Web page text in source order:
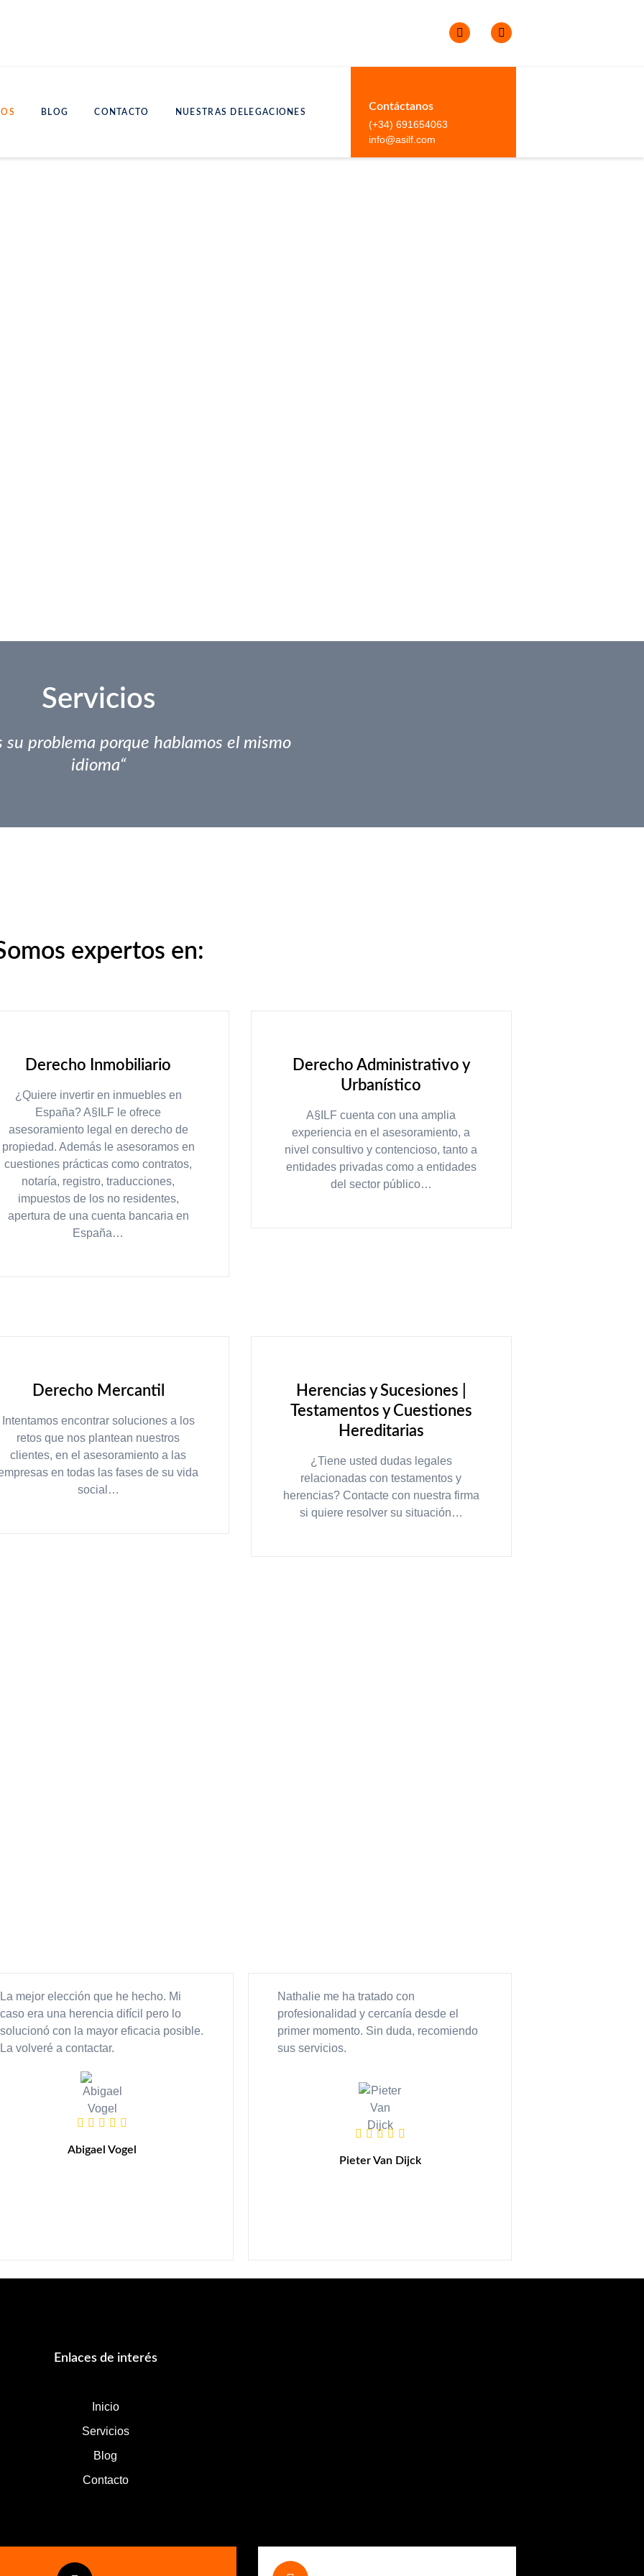
BLOG CONTACTO NUESTRAS DELEGACIONES
Contáctanos
(+34) 691654063
info@asilf.com
Servicios
su problema porque hablamos el mismo
idioma“
expertos en:
Derecho Inmobiliario
¿Quiere invertir en inmuebles en
España? A§ILF le ofrece
asesoramiento legal en derecho de
propiedad. Además le asesoramos en
cuestiones prácticas como contratos,
notaría, registro, traducciones,
impuestos de los no residentes,
apertura de una cuenta bancaria en
España…
Derecho Administrativo y
Urbanístico
A§ILF cuenta con una amplia
experiencia en el asesoramiento, a
nivel consultivo y contencioso, tanto a
entidades privadas como a entidades
del sector público…
Derecho Mercantil
Intentamos encontrar soluciones a los
retos que nos plantean nuestros
clientes, en el asesoramiento a las
en todas las fases de su vida
social…
Herencias y Sucesiones |
Testamentos y Cuestiones
Hereditarias
¿Tiene usted dudas legales
relacionadas con testamentos y
herencias? Contacte con nuestra firma
si quiere resolver su situación…
La mejor elección que he hecho. Mi
caso era una herencia difícil pero lo
solucionó con la mayor eficacia posible.
La volveré a contactar.
Abigael Vogel
Nathalie me ha tratado con
profesionalidad y cercanía desde el
primer momento. Sin duda, recomiendo
sus servicios.
Pieter Van Dijck
Enlaces de interés
Inicio
Servicios
Blog
Contacto